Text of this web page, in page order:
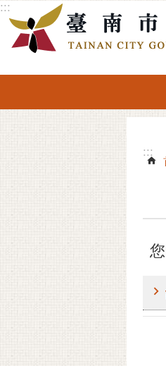
跳到主要內容區塊
:::
:::
:::